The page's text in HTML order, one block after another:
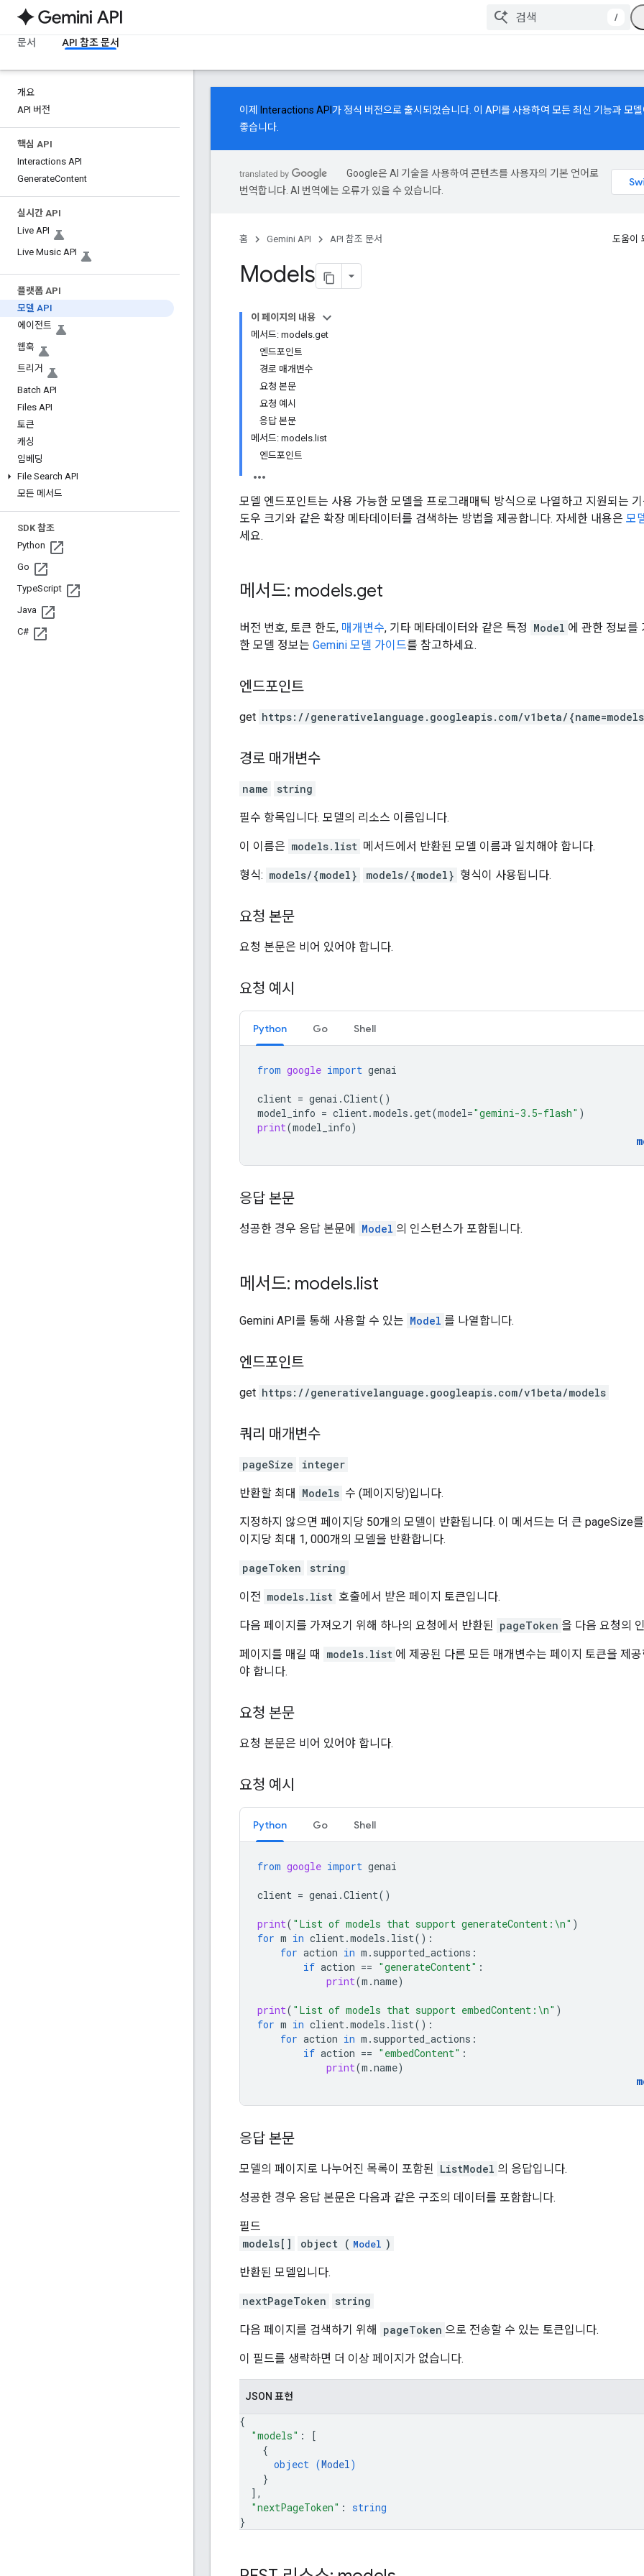
/
문서
API 참조 문서
개요
API 버전
핵심 API
Interactions API
GenerateContent
실시간 API
Live API
Live Music API
플랫폼 API
모델 API
에이전트
웹훅
트리거
Batch API
Files API
토큰
캐싱
임베딩
File Search API
모든 메서드
SDK 참조
Python
Go
TypeScript
Java
C#
이제 Interactions API 가 정식 버전으로 출시되었습니다. 이 API를 사용하여 모든 최신 기능과 모
좋습니다.
Google은 AI 기술을 사용하여 콘텐츠를 사용자의 기본 언어로
번역합니다. AI 번역에는 오류가 있을 수 있습니다.
홈 Gemini API API 참조 문서 도움이
Models
이 페이지의 내용
메서드: models.get
엔드포인트
경로 매개변수
요청 본문
요청 예시
응답 본문
메서드: models.list
엔드포인트
모델 엔드포인트는 사용 가능한 모델을 프로그래매틱 방식으로 나열하고 지원되는
도우 크기와 같은 확장 메타데이터를 검색하는 방법을 제공합니다. 자세한 내용은 모
세요.
메서드: models.get
버전 번호, 토큰 한도, 매개변수, 기타 메타데이터와 같은 특정 Model 에 관한 정보를
한 모델 정보는 Gemini 모델 가이드를 참고하세요.
엔드포인트
get https: / /generativelanguage.googleapis.com/v1beta/{name=models
경로 매개변수
name string
필수 항목입니다. 모델의 리소스 이름입니다.
이 이름은 models.list 메서드에서 반환된 모델 이름과 일치해야 합니다.
형식: models/{model} models/{model} 형식이 사용됩니다.
요청 본문
요청 본문은 비어 있어야 합니다.
요청 예시
Python Go Shell
from google import genai
client = genai .Client()
model_info = client.models .get(model="gemini-3.5-flash" )
print(model_info)
응답 본문
성공한 경우 응답 본문에 Model 의 인스턴스가 포함됩니다.
메서드: models.list
Gemini API를 통해 사용할 수 있는 Model 를 나열합니다.
엔드포인트
get https: / /generativelanguage.googleapis.com/v1beta/models
쿼리 매개변수
pageSize integer
반환할 최대 Models 수 (페이지당)입니다.
지정하지 않으면 페이지당 50개의 모델이 반환됩니다. 이 메서드는 더 큰 pageSize
이지당 최대 1, 000개의 모델을 반환합니다.
pageToken string
이전 models.list 호출에서 받은 페이지 토큰입니다.
다음 페이지를 가져오기 위해 하나의 요청에서 반환된 pageToken 을 다음 요청의
페이지를 매길 때 models.list 에 제공된 다른 모든 매개변수는 페이지 토큰을 제
야 합니다.
요청 본문
요청 본문은 비어 있어야 합니다.
요청 예시
Python Go Shell
from google import genai
client = genai .Client()
print( "List of models that support generateContent: \n" )
for m in client.models . list():
for action in m . supported_actions :
if action == "generateContent" :
print(m .name)
print( "List of models that support embedContent: \n" )
for m in client.models . list():
for action in m . supported_actions :
if action == "embedContent" :
print(m .name)
응답 본문
모델의 페이지로 나누어진 목록이 포함된 ListModel 의 응답입니다.
성공한 경우 응답 본문은 다음과 같은 구조의 데이터를 포함합니다.
필드
models[]
object ( Model )
반환된 모델입니다.
nextPageToken string
다음 페이지를 검색하기 위해 pageToken 으로 전송할 수 있는 토큰입니다.
이 필드를 생략하면 더 이상 페이지가 없습니다.
JSON 표현
{
"models" :
[
{
object (Model)
}
] ,
"nextPageToken" : string
}